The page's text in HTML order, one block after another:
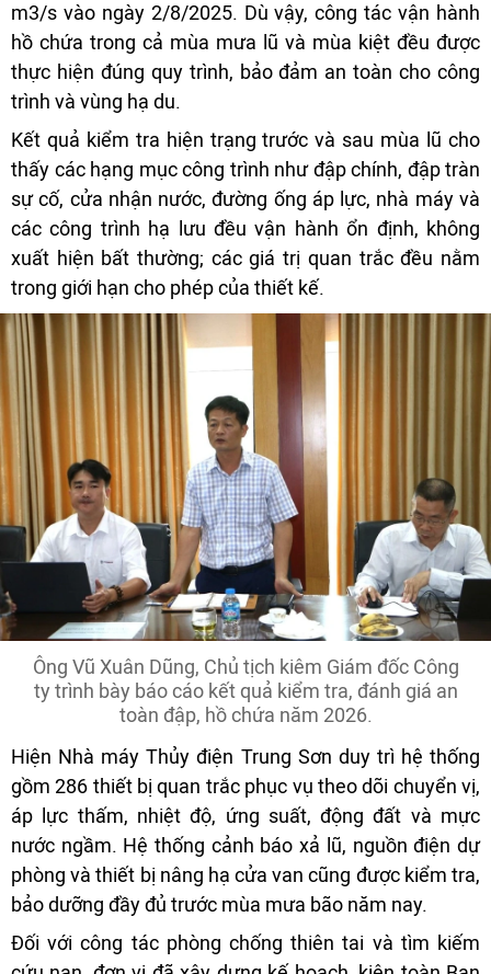
m3/s vào ngày 2/8/2025. Dù vậy, công tác vận hành
hồ chứa trong cả mùa mưa lũ và mùa kiệt đều được
thực hiện đúng quy trình, bảo đảm an toàn cho công
trình và vùng hạ du.
Kết quả kiểm tra hiện trạng trước và sau mùa lũ cho
thấy các hạng mục công trình như đập chính, đập tràn
sự cố, cửa nhận nước, đường ống áp lực, nhà máy và
các công trình hạ lưu đều vận hành ổn định, không
xuất hiện bất thường; các giá trị quan trắc đều nằm
trong giới hạn cho phép của thiết kế.
Ông Vũ Xuân Dũng, Chủ tịch kiêm Giám đốc Công
ty trình bày báo cáo kết quả kiểm tra, đánh giá an
toàn đập, hồ chứa năm 2026.
Hiện Nhà máy Thủy điện Trung Sơn duy trì hệ thống
gồm 286 thiết bị quan trắc phục vụ theo dõi chuyển vị,
áp lực thấm, nhiệt độ, ứng suất, động đất và mực
nước ngầm. Hệ thống cảnh báo xả lũ, nguồn điện dự
phòng và thiết bị nâng hạ cửa van cũng được kiểm tra,
bảo dưỡng đầy đủ trước mùa mưa bão năm nay.
Đối với công tác phòng chống thiên tai và tìm kiếm